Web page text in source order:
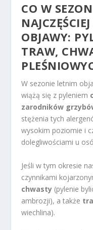
CO W
OBJAWY:
TRAW,
W sezonie letnim
wiążą się z pyleniem
zarodników
stężenia tych
wysokim poziomie i
dolegliwościami u
Jeśli w tym okresie
czynnikami
chwasty (pylenie
ambrozji), a także
wiechlina).